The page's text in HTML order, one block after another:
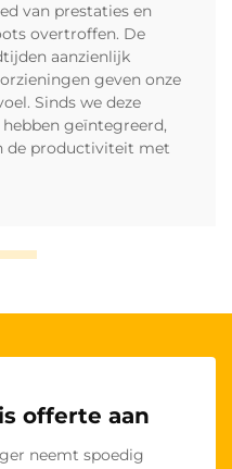
van prestaties en
overtroffen. De
aanzienlijk
geven onze
Sinds we deze
geïntegreerd,
de productiviteit met
offerte aan
neemt spoedig